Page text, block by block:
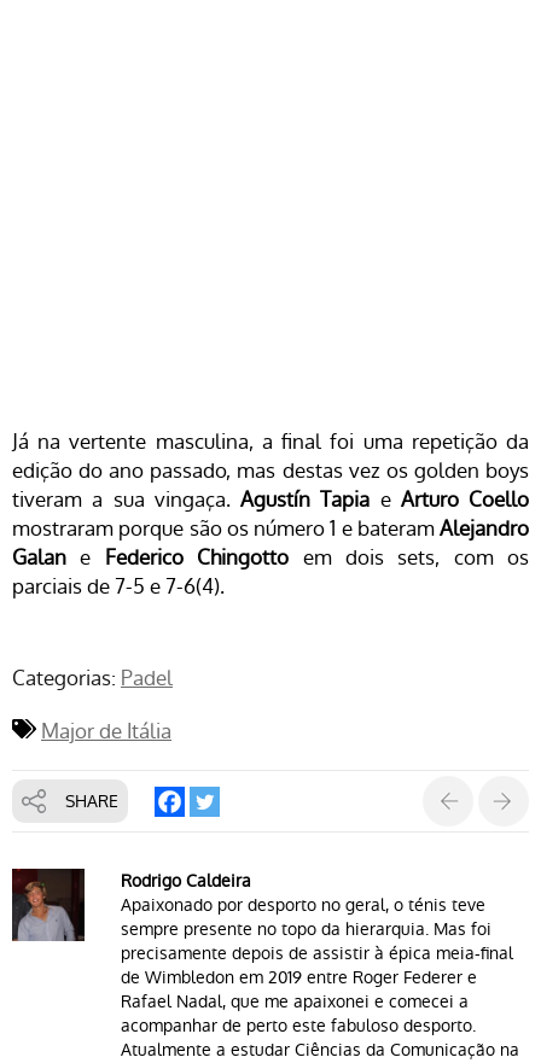
Já na vertente masculina, a final foi uma repetição da
edição do ano passado, mas destas vez os golden boys
tiveram a sua vingaça. Agustín Tapia e Arturo Coello
mostraram porque são os número 1 e bateramAlejandro
Galan e Federico Chingotto em dois sets, com os
parciais de 7-5 e 7-6(4).
Categorias: Padel
Major de Itália
SHARE
Rodrigo Caldeira
Apaixonado por desporto no geral, o ténis teve
sempre presente no topo da hierarquia. Mas foi
precisamente depois de assistir à épica meia-final
de Wimbledon em 2019 entre Roger Federer e
Rafael Nadal, que me apaixonei e comecei a
acompanhar de perto este fabuloso desporto.
Atualmente a estudar Ciências da Comunicação na